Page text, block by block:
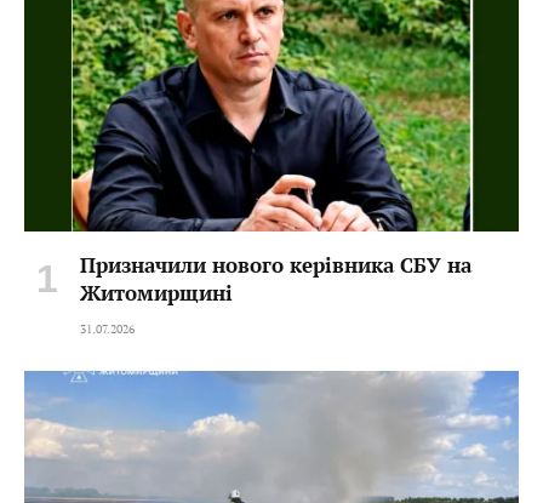
Призначили нового керівника СБУ на
Житомирщині
31.07.2026